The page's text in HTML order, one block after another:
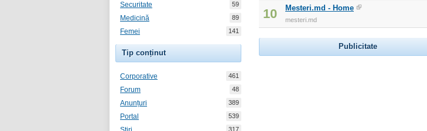
Securitate 59
Medicină 89
Femei 141
Tip conținut
Corporative 461
Forum 48
Anunțuri 389
Portal 539
317
10 Mesteri.md - Home
mesteri.md
Publicitate